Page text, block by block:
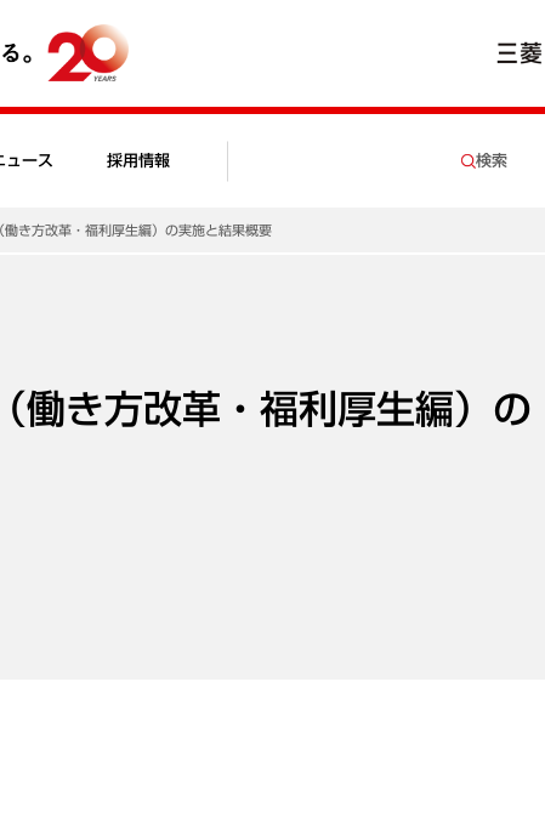
ュース 採用情報 検索
き方改革・福利厚生編）の実施と結果概要
働き方改革・福利厚生編）の